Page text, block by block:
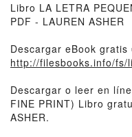
Libro LA LETRA
PDF - LAUREN ASHER
Descargar eBook
http://filesbooks.info/fs/
Descargar o leer en
FINE PRINT) Libro
ASHER.